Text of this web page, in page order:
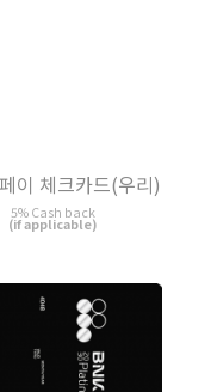
이 체크카드(우리)
5% Cash back
(if applicable)